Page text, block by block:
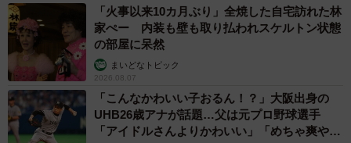
厳密にいうと、直射日光そのものが臭いを生むわけではあ
りません。日光に含まれる紫外線には強い殺菌効果がある
ため、むしろ菌の繁殖を抑えてくれます。
問題なのは、先ほどお伝えした「紫外線による生地の劣
化」です。日光に当てすぎて生地が傷むと、繊維が水分を
吸収・保持しやすくなり、結果として後から汗などの水分
「火事以来10カ月ぶり」全焼した自宅訪れた林
家ぺー 内装も壁も取り払われスケルトン状態
の部屋に呆然
まいどなトピック
2026.08.07
「こんなかわいい子おるん！？」大阪出身の
UHB26歳アナが話題…父は元プロ野球選手
「アイドルさんよりかわいい」「めちゃ爽や